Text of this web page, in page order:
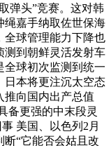
弹头”竞赛。这对韩
绳嘉手纳取佐世保海
全球管理能力下降也
测到朝鲜灵活发射车
全球初次监测到统一
日本将更注沉太空态
推向国内出产总值
备更强的中末段灵
美国、以色列2月
断“它能否会姑且改